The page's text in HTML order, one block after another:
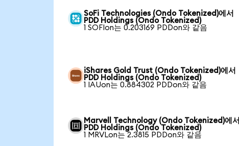
SoFi Technologies (Ondo Tokenized)에서
PDD Holdings (Ondo Tokenized)
1 SOFIon는 0.203169 PDDon와 같음
iShares Gold Trust (Ondo Tokenized)에서
PDD Holdings (Ondo Tokenized)
1 IAUon는 0.884302 PDDon와 같음
Marvell Technology (Ondo Tokenized)에서
PDD Holdings (Ondo Tokenized)
1 MRVLon는 2.3815 PDDon와 같음